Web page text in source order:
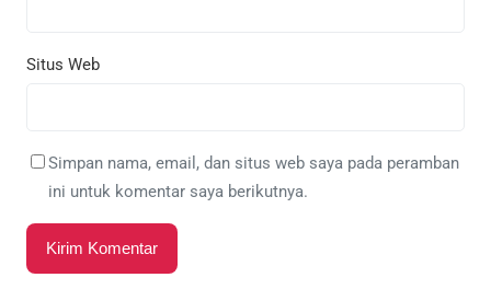
Situs Web
Simpan nama, email, dan situs web saya pada peramban
ini untuk komentar saya berikutnya.